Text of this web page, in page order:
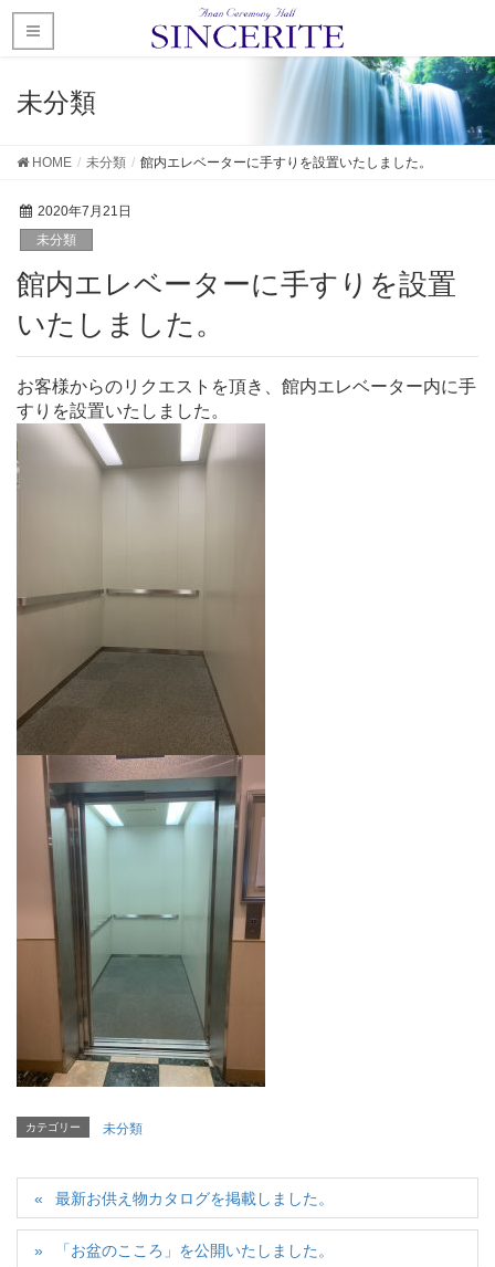
未分類
HOME 未分類 館内エレベーターに手すりを設置いたしました。
2020年7月21日
未分類
館内エレベーターに手すりを設置
いたしました。
お客様からのリクエストを頂き、館内エレベーター内に手
すりを設置いたしました。
カテゴリー 未分類
最新お供え物カタログを掲載しました。
「お盆のこころ」を公開いたしました。